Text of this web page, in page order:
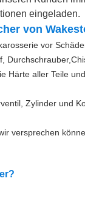
eingeladen.
von
vor
Durchschrauber,
Härte aller Teile
Zylinder und
versprechen